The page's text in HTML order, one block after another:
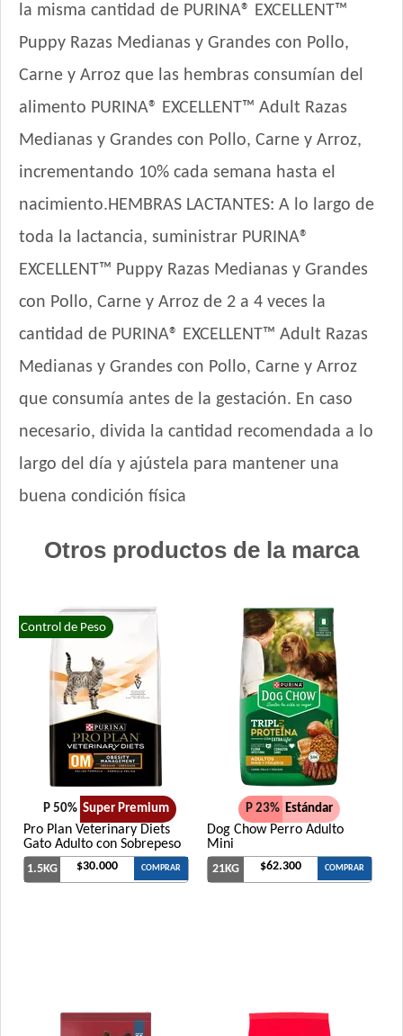
la misma cantidad de PURINA® EXCELLENT™
Puppy Razas Medianas y Grandes con Pollo,
Carne y Arroz que las hembras consumían del
alimento PURINA® EXCELLENT™ Adult Razas
Medianas y Grandes con Pollo, Carne y Arroz,
incrementando 10% cada semana hasta el
nacimiento.HEMBRAS LACTANTES: A lo largo de
toda la lactancia, suministrar PURINA®
EXCELLENT™ Puppy Razas Medianas y Grandes
con Pollo, Carne y Arroz de 2 a 4 veces la
cantidad de PURINA® EXCELLENT™ Adult Razas
Medianas y Grandes con Pollo, Carne y Arroz
que consumía antes de la gestación. En caso
necesario, divida la cantidad recomendada a lo
largo del día y ajústela para mantener una
buena condición física
Otros productos de la marca
Control de Peso
P 50% Super Premium
Pro Plan Veterinary Diets
Gato Adulto con Sobrepeso
1.5KG $30.000 COMPRAR
P 23% Estándar
Dog Chow Perro Adulto
Mini
21KG $62.300 COMPRAR